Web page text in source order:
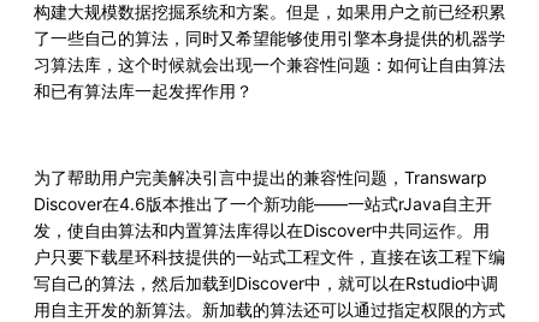
构建大规模数据挖掘系统和方案。但是，如果用户之前已经积累
了一些自己的算法，同时又希望能够使用引擎本身提供的机器学
习算法库，这个时候就会出现一个兼容性问题：如何让自由算法
和已有算法库一起发挥作用？
为了帮助用户完美解决引言中提出的兼容性问题，Transwarp
Discover在4.6版本推出了一个新功能——一站式rJava自主开
发，使自由算法和内置算法库得以在Discover中共同运作。用
户只要下载星环科技提供的一站式工程文件，直接在该工程下编
写自己的算法，然后加载到Discover中，就可以在Rstudio中调
用自主开发的新算法。新加载的算法还可以通过指定权限的方式